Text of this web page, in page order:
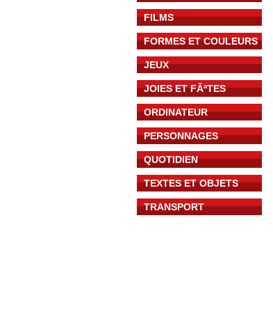
FILMS
FORMES ET COULEURS
JEUX
JOIES ET FÃªTES
ORDINATEUR
PERSONNAGES
QUOTIDIEN
TEXTES ET OBJETS
TRANSPORT